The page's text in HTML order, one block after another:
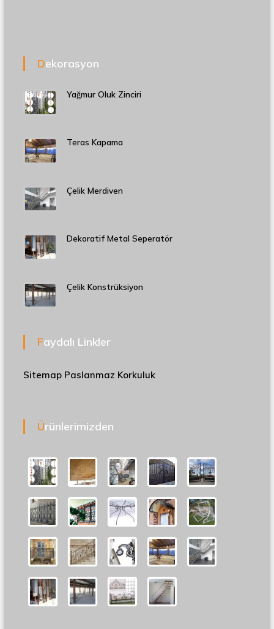
Dekorasyon
Yağmur Oluk Zinciri
Teras Kapama
Çelik Merdiven
Dekoratif Metal Seperatör
Çelik Konstrüksiyon
Faydalı Linkler
Sitemap Paslanmaz Korkuluk
Ürünlerimizden